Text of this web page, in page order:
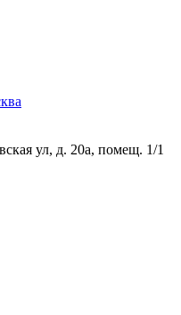
ул, д. 20а, помещ. 1/1